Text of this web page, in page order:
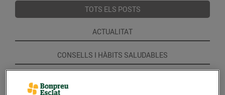
TOTS ELS POSTS
ACTUALITAT
CONSELLS I HÀBITS SALUDABLES